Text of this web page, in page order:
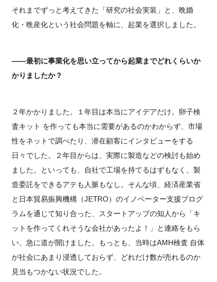
それまでずっと考えてきた「研究の社会実装」と、晩婚
化・晩産化という社会問題を軸に、起業を選択しました。
――最初に事業化を思い立ってから起業までどれくらいか
かりましたか？
２年かかりました。１年目は本当にアイデアだけ。卵子検
査キット を作っても本当に需要があるのかわからず、市場
性をネットで調べたり、潜在顧客にインタビューをする
日々でした。２年目からは、実際に製造などの検討も始め
ました。といっても、自社で工場を持てるはずもなく、製
造委託をできるアテも人脈もなし。そんな頃、経済産業省
と日本貿易振興機構（JETRO）のイノベーター支援プログ
ラムを通じて知り合った、スタートアップの知人から「キ
ットを作ってくれそうな会社があったよ！」と連絡をもら
い、急に道が開けました。もっとも、当時はAMH検査 自体
が社会にあまり浸透しておらず、どれだけ数が売れるのか
見当もつかない状況でした。